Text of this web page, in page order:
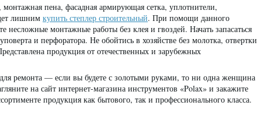
пена, фасадная армирующая сетка, уплотнители,
лишним купить степлер строительный. При помощи данного
несложные монтажные работы без клея и гвоздей. Начать запасаться
и перфоратора. Не обойтись в хозяйстве без молотка,
продукция от отечественных и зарубежных
ремонта — если вы будете с золотыми руками, то ни одна женщина
на сайт интернет-магазина инструментов «Polax» и закажите
продукция как бытового, так и профессионального класса.